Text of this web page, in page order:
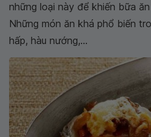
những loại này để khiến bữa
Những món ăn khá phổ biến
hấp, hàu nướng,...